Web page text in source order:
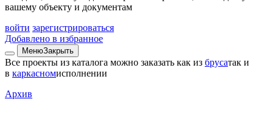
вашему объекту и документам
войти зарегистрироваться
Добавлено в избранное
МенюЗакрыть
Все проекты из каталога можно заказать как из брусатак и
в каркасномисполнении
Архив